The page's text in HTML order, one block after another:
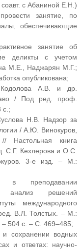
с Абаниной Е.Н.)
занятие, по
обеспечивающие
занятие об
деликты с учетом
М.Е., Наджарян М.Г.;
опубликована;
А.В. и др.
/ Под ред. проф.
с.;
Н.В. Надзор за
/ А.Ю. Винокуров,
Настольная книга
С.Г. Кехлерова и О.С.
3-е изд. – М.:
в преподавании
анализ решений
международного
В.Л. Толстых. – М.:
504 с. – С. 469–485;
и сохранении водных
и ответах: научно-